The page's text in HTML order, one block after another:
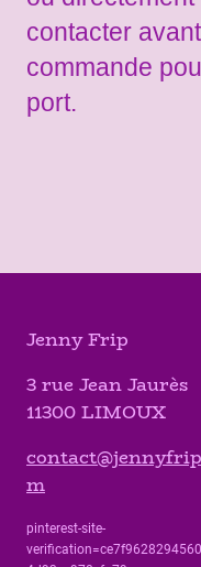
contacter
commande
port.
Jenny Frip
3 rue Jean Jaurès
11300 LIMOUX
m
pinterest-site-